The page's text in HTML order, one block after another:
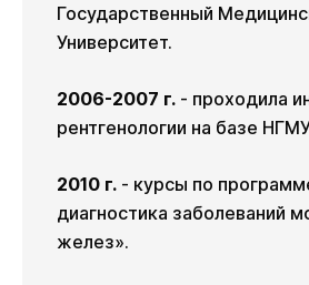
Государственный
Университет.
2006-2007 г. - проходила
рентгенологии на базе
2010 г. - курсы по
диагностика заболеваний
желез».